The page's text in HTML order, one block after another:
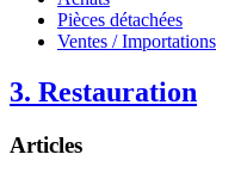
Pièces détachées
Ventes / Importations
3. Restauration
Articles